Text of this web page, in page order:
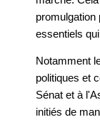
promulgation
essentiels
Notamment
politiques et
Sénat et à
initiés de